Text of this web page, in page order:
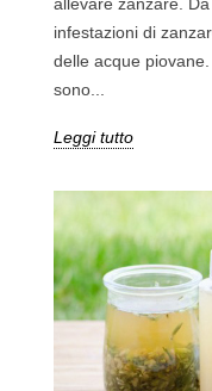
infestazioni di
delle acque
sono...
Leggi tutto